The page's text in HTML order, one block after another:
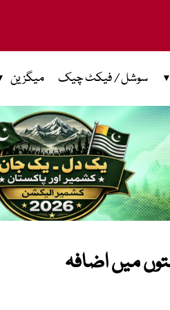
سوشل / فیکٹ چیک میگزین
میں اضافہ